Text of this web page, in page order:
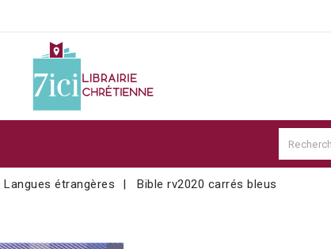
Langues étrangères Bible rv2020 carrés bleus